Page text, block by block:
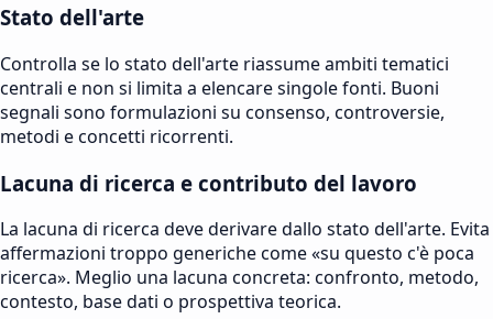
Stato dell'arte
Controlla se lo stato dell'arte riassume ambiti tematici
centrali e non si limita a elencare singole fonti. Buoni
segnali sono formulazioni su consenso, controversie,
metodi e concetti ricorrenti.
Lacuna di ricerca e contributo del lavoro
La lacuna di ricerca deve derivare dallo stato dell'arte. Evita
affermazioni troppo generiche come «su questo c'è poca
ricerca». Meglio una lacuna concreta: confronto, metodo,
contesto, base dati o prospettiva teorica.